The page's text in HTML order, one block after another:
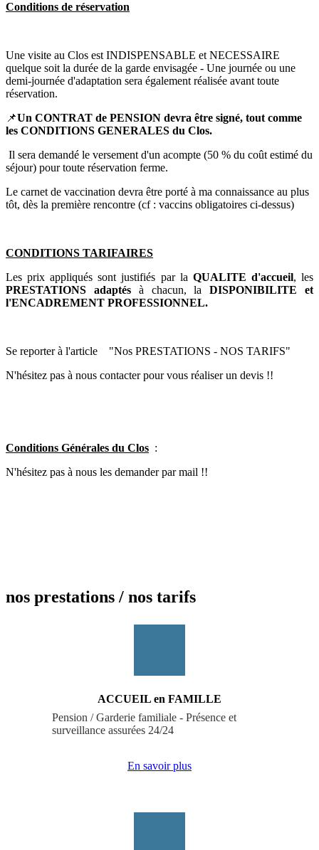
Conditions de réservation
Une visite au Clos est INDISPENSABLE et NECESSAIRE
quelque soit la durée de la garde envisagée - Une journée ou une
demi-journée d'adaptation sera également réalisée avant toute
réservation.
📌Un CONTRAT de PENSION devra être signé, tout comme
les CONDITIONS GENERALES du Clos.
Il sera demandé le versement d'un acompte (50 % du coût estimé du
séjour) pour toute réservation ferme.
Le carnet de vaccination devra être porté à ma connaissance au plus
tôt, dès la première rencontre (cf : vaccins obligatoires ci-dessus)
CONDITIONS TARIFAIRES
Les prix appliqués sont justifiés par la QUALITE d'accueil, les
PRESTATIONS adaptésà chacun, laDISPONIBILITE et
l'ENCADREMENT PROFESSIONNEL.
Se reporter à l'article "Nos PRESTATIONS - NOS TARIFS"
N'hésitez pas à nous contacter pour vous réaliser un devis !!
Conditions Générales du Clos :
N'hésitez pas à nous les demander par mail !!
nos prestations / nos tarifs
ACCUEIL en FAMILLE
Pension / Garderie familiale - Présence et
surveillance assurées 24/24
En savoir plus